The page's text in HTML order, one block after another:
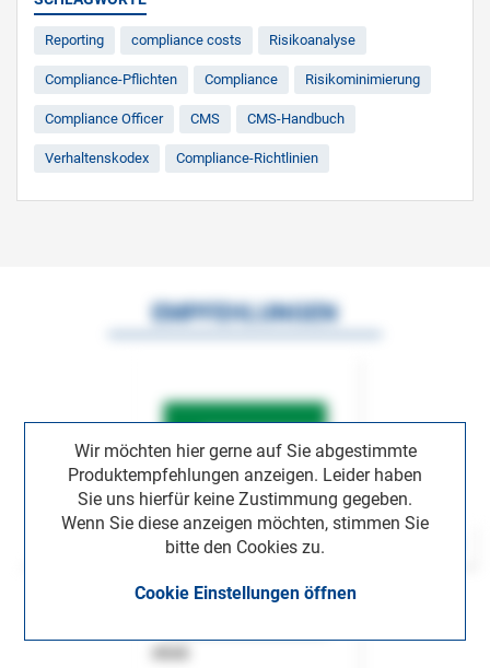
Reporting compliance costs Risikoanalyse
Compliance-Pflichten Compliance Risikominimierung
Compliance Officer CMS CMS-Handbuch
Verhaltenskodex Compliance-Richtlinien
Wir möchten hier gerne auf Sie abgestimmte
Produktempfehlungen anzeigen. Leider haben
Sie uns hierfür keine Zustimmung gegeben.
Wenn Sie diese anzeigen möchten, stimmen Sie
bitte den Cookies zu.
Cookie Einstellungen öffnen
EMPFEHLUNGEN